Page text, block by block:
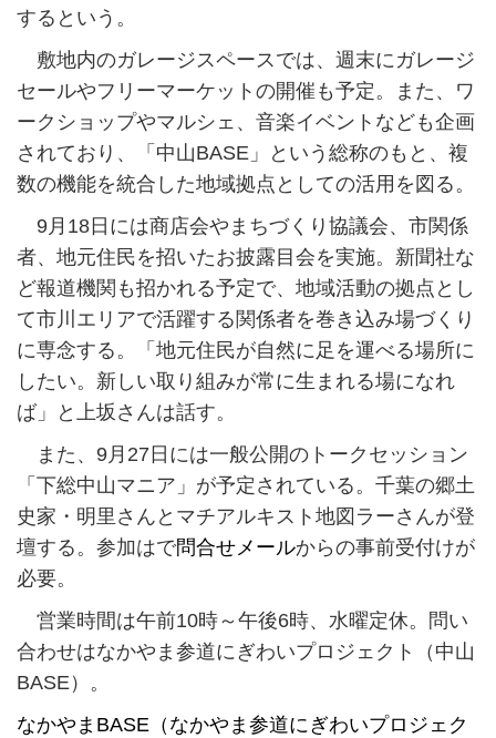
するという。
敷地内のガレージスペースでは、週末にガレージ
セールやフリーマーケットの開催も予定。また、ワ
ークショップやマルシェ、音楽イベントなども企画
されており、「中山BASE」という総称のもと、複
数の機能を統合した地域拠点としての活用を図る。
9月18日には商店会やまちづくり協議会、市関係
者、地元住民を招いたお披露目会を実施。新聞社な
ど報道機関も招かれる予定で、地域活動の拠点とし
て市川エリアで活躍する関係者を巻き込み場づくり
に専念する。「地元住民が自然に足を運べる場所に
したい。新しい取り組みが常に生まれる場になれ
ば」と上坂さんは話す。
また、9月27日には一般公開のトークセッション
「下総中山マニア」が予定されている。千葉の郷土
史家・明里さんとマチアルキスト地図ラーさんが登
壇する。参加はで問合せメールからの事前受付けが
必要。
営業時間は午前10時～午後6時、水曜定休。問い
合わせはなかやま参道にぎわいプロジェクト（中山
BASE）。
なかやまBASE（なかやま参道にぎわいプロジェク